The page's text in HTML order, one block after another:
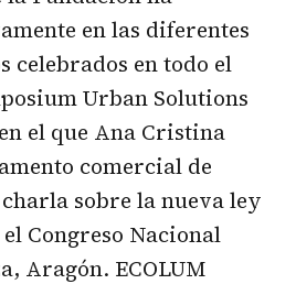
en las diferentes
celebrados en todo el
Urban Solutions
el que Ana Cristina
comercial de
sobre la nueva ley
Congreso Nacional
Aragón. ECOLUM